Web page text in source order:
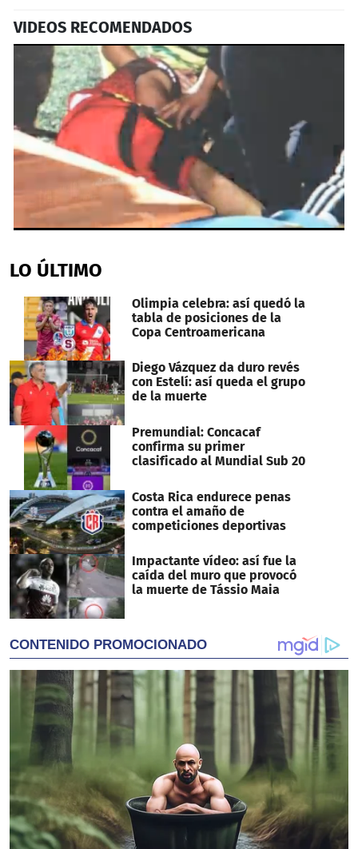
VIDEOS RECOMENDADOS
of
32
LO ÚLTIMO
Olimpia celebra: así quedó la
tabla de posiciones de la
Copa Centroamericana
Diego Vázquez da duro revés
con Estelí: así queda el grupo
de la muerte
Premundial: Concacaf
confirma su primer
clasificado al Mundial Sub 20
Costa Rica endurece penas
contra el amaño de
competiciones deportivas
Impactante vídeo: así fue la
caída del muro que provocó
la muerte de Tássio Maia